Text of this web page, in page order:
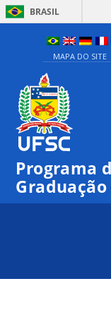
BRASIL
MAPA DO SITE
Programa